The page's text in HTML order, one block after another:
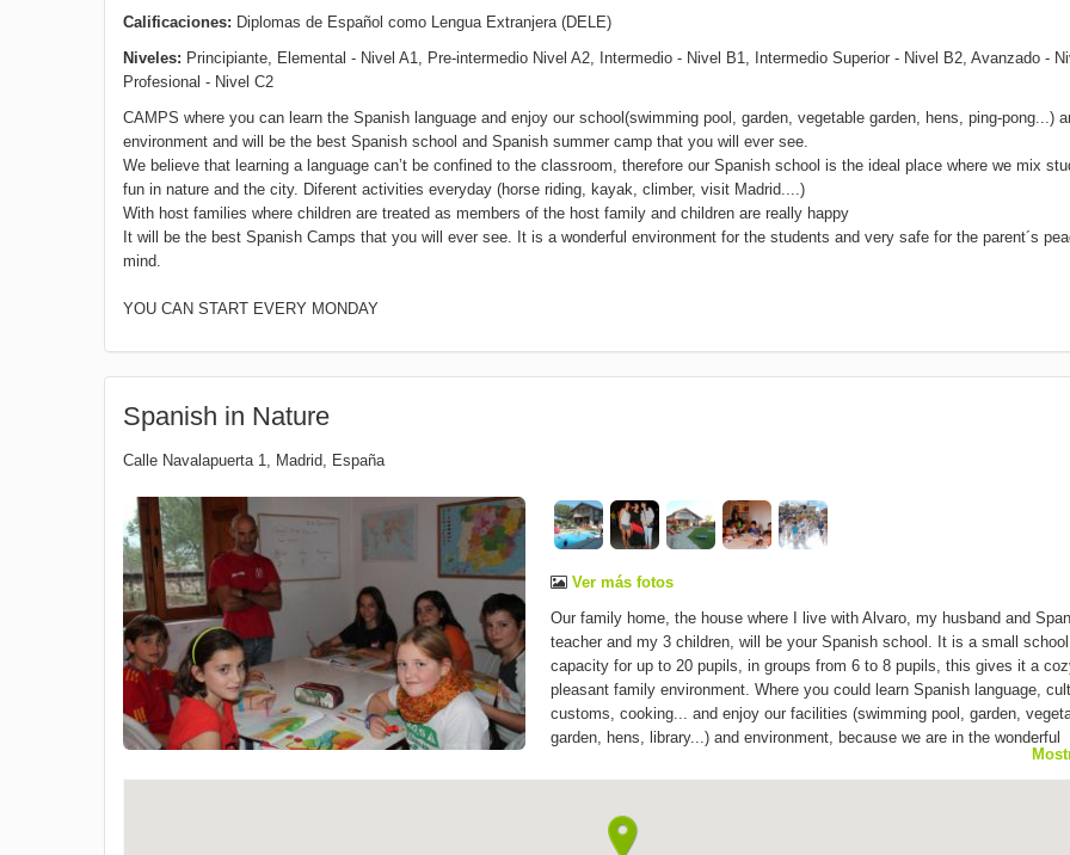
Calificaciones: Diplomas de Español como Lengua Extranjera (DELE)
Niveles: Principiante, Elemental - Nivel A1, Pre-intermedio Nivel A2, Intermedio - Nivel B1, Intermedio Superior - Nivel B2, Avanzado -
Profesional - Nivel C2
CAMPS where you can learn the Spanish language and enjoy our school(swimming pool, garden, vegetable garden, hens, ping-pong...)
environment and will be the best Spanish school and Spanish summer camp that you will ever see.
We believe that learning a language can’t be confined to the classroom, therefore our Spanish school is the ideal place where we mix
fun in nature and the city. Diferent activities everyday (horse riding, kayak, climber, visit Madrid....)
With host families where children are treated as members of the host family and children are really happy
It will be the best Spanish Camps that you will ever see. It is a wonderful environment for the students and very safe for the parent´s
mind.
YOU CAN START EVERY MONDAY
Spanish in Nature
Calle Navalapuerta 1, Madrid, España
Ver más fotos
Our family home, the house where I live with Alvaro, my husband and
teacher and my 3 children, will be your Spanish school. It is a small
capacity for up to 20 pupils, in groups from 6 to 8 pupils, this gives it a
pleasant family environment. Where you could learn Spanish language,
customs, cooking... and enjoy our facilities (swimming pool, garden,
garden, hens, library...) and environment, because we are in the wonderful
GUADARRAMA NATIONAL PARK and only 30 minutes driving to Madrid